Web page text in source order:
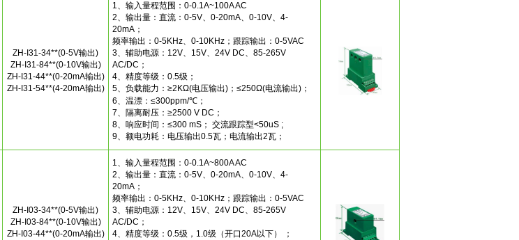
ZH-I31-34**(0-5V输出)
ZH-I31-84**(0-10V输出)
ZH-I31-44**(0-20mA输出)
ZH-I31-54**(4-20mA输出)
1、输入量程范围：0-0.1A~100A AC
2、输出量：直流：0-5V、0-20mA、0-10V、4-
20mA；
频率输出：0-5KHz、0-10KHz；跟踪输出：0-5VAC
3、辅助电源：12V、15V、24V DC、85-265V
AC/DC；
4、精度等级：0.5级；
5、负载能力：≥2KΩ(电压输出)；≤250Ω(电流输出)；
6、温漂：≤300ppm/℃；
7、隔离耐压：≥2500 V DC；
8、响应时间：≤300 mS； 交流跟踪型<50uS ;
9、额电功耗：电压输出0.5瓦；电流输出2瓦；
ZH-I03-34**(0-5V输出)
ZH-I03-84**(0-10V输出)
ZH-I03-44**(0-20mA输出)
1、输入量程范围：0-0.1A~800A AC
2、输出量：直流：0-5V、0-20mA、0-10V、4-
20mA；
频率输出：0-5KHz、0-10KHz；跟踪输出：0-5VAC
3、辅助电源：12V、15V、24V DC、85-265V
AC/DC；
4、精度等级：0.5级，1.0级（开口20A以下） ；